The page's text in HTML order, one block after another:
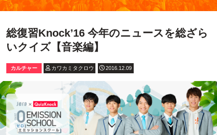
総復習Knock’16 今年のニュースを総ざら
いクイズ【音楽編】
カルチャー カワカミタクロウ 2016.12.09